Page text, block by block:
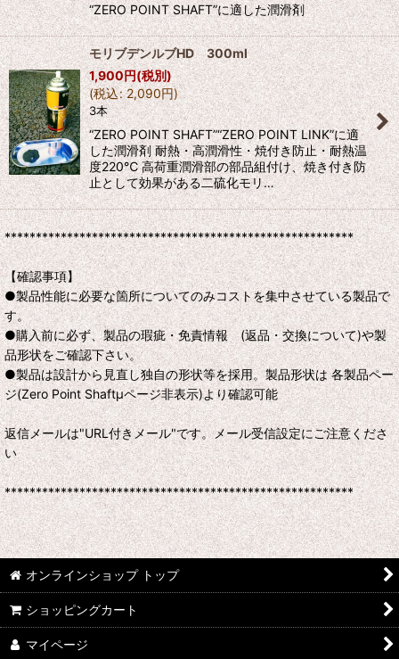
“ZERO POINT SHAFT”に適した潤滑剤
モリブデンルブHD 300ml
1,900円(税別)
(税込: 2,090円)
3本
“ZERO POINT SHAFT”“ZERO POINT LINK”に適
した潤滑剤 耐熱・高潤滑性・焼付き防止・耐熱温
度220℃ 高荷重潤滑部の部品組付け、焼き付き防
止として効果がある二硫化モリ…
********************************************************
【確認事項】
●製品性能に必要な箇所についてのみコストを集中させている製品で
す。
●購入前に必ず、製品の瑕疵・免責情報 (返品・交換について)や製
品形状をご確認下さい。
●製品は設計から見直し独自の形状等を採用。製品形状は 各製品ペー
ジ(Zero Point Shaftμページ非表示)より確認可能
返信メールは"URL付きメール"です。メール受信設定にご注意くださ
い
********************************************************
オンラインショップ トップ
ショッピングカート
マイページ